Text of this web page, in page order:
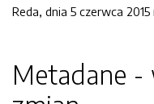
Reda, dnia 5 czerwca 2015
Metadane -